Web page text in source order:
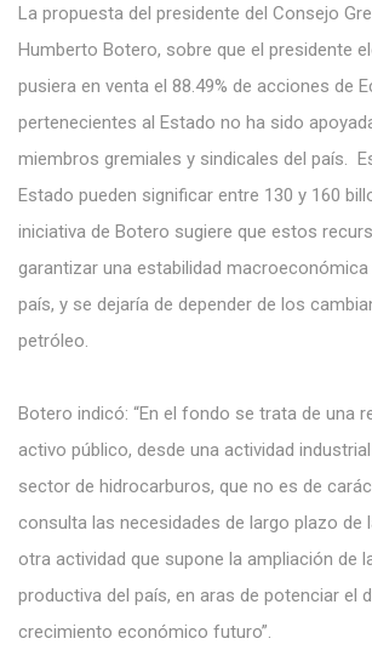
La propuesta del presidente del Consejo
Humberto Botero, sobre que el presidente
pusiera en venta el 88.49% de acciones de
pertenecientes al Estado no ha sido
miembros gremiales y sindicales del país.
Estado pueden significar entre 130 y 160
iniciativa de Botero sugiere que estos
garantizar una estabilidad
país, y se dejaría de depender de los
petróleo.
Botero indicó: “En el fondo se trata de una
activo público, desde una actividad
sector de hidrocarburos, que no es de
consulta las necesidades de largo plazo de
otra actividad que supone la ampliación de
productiva del país, en aras de potenciar el
crecimiento económico futuro”.